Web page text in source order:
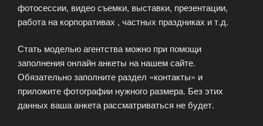
фотосессии, видео съемки, выставки, презентации,
работа на корпоративах , частных праздниках и т.д.
Стать моделью агентства можно при помощи
заполнения онлайн анкеты на нашем сайте.
Обязательно заполните раздел «контакты» и
приложите фотографии нужного размера. Без этих
данных ваша анкета рассматриваться не будет.